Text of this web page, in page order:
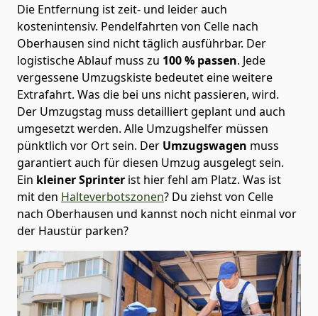
Die Entfernung ist zeit- und leider auch
kostenintensiv. Pendelfahrten von Celle nach
Oberhausen sind nicht täglich ausführbar. Der
logistische Ablauf muss zu 100 % passen. Jede
vergessene Umzugskiste bedeutet eine weitere
Extrafahrt. Was die bei uns nicht passieren, wird.
Der Umzugstag muss detailliert geplant und auch
umgesetzt werden. Alle Umzugshelfer müssen
pünktlich vor Ort sein. Der Umzugswagen muss
garantiert auch für diesen Umzug ausgelegt sein.
Ein kleiner Sprinter ist hier fehl am Platz. Was ist
mit den Halteverbotszonen? Du ziehst von Celle
nach Oberhausen und kannst noch nicht einmal vor
der Haustür parken?